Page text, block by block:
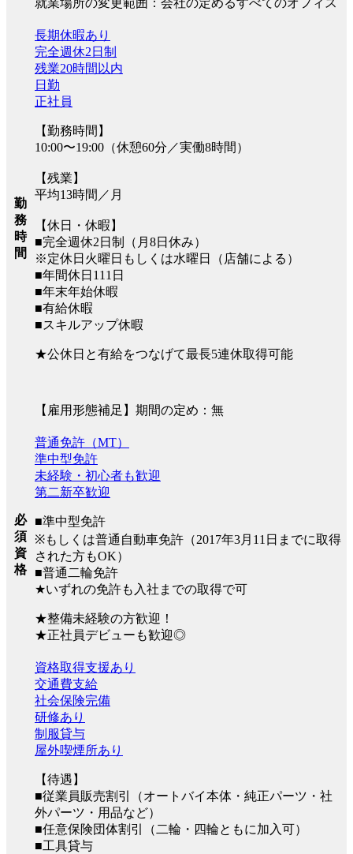
就業場所の変更範囲：会社の定めるすべてのオフィス
勤
務
時
間
長期休暇あり
完全週休2日制
残業20時間以内
日勤
正社員
【勤務時間】
10:00〜19:00（休憩60分／実働8時間）
【残業】
平均13時間／月
【休日・休暇】
■完全週休2日制（月8日休み）
※定休日火曜日もしくは水曜日（店舗による）
■年間休日111日
■年末年始休暇
■有給休暇
■スキルアップ休暇
★公休日と有給をつなげて最長5連休取得可能
【雇用形態補足】期間の定め：無
必
須
資
格
普通免許（MT）
準中型免許
未経験・初心者も歓迎
第二新卒歓迎
■準中型免許
※もしくは普通自動車免許（2017年3月11日までに取得
された方もOK）
■普通二輪免許
★いずれの免許も入社までの取得で可
★整備未経験の方歓迎！
★正社員デビューも歓迎◎
資格取得支援あり
交通費支給
社会保険完備
研修あり
制服貸与
屋外喫煙所あり
【待遇】
■従業員販売割引（オートバイ本体・純正パーツ・社
外パーツ・用品など）
■任意保険団体割引（二輪・四輪ともに加入可）
■工具貸与